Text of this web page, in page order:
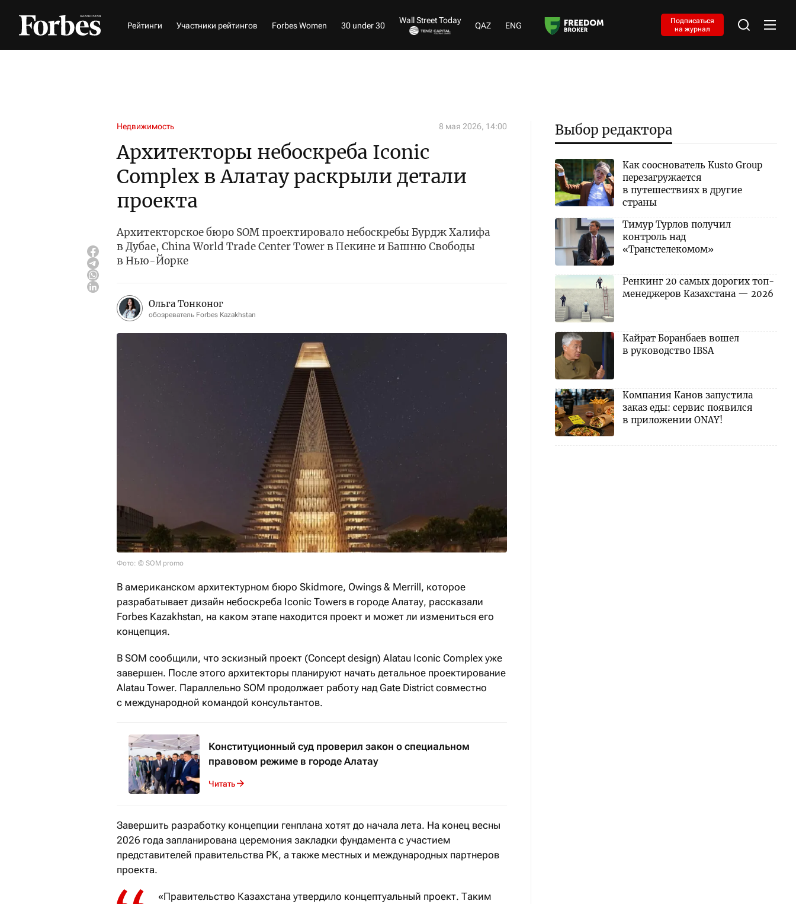
Рейтинги Участники рейтингов Forbes Women 30 under 30
Wall Street Today
QAZ ENG
Подписаться
на журнал
Недвижимость 8 мая 2026, 14:00
Архитекторы небоскреба Iconic
Complex в Алатау раскрыли детали
проекта
Архитекторское бюро SOM проектировало небоскребы Бурдж Халифа
в Дубае, China World Trade Center Tower в Пекине и Башню Свободы
в Нью-Йорке
Ольга Тонконог
обозреватель Forbes Kazakhstan
Фото: © SOM promo
В американском архитектурном бюро Skidmore, Owings & Merrill, которое
разрабатывает дизайн небоскреба Iconic Towers в городе Алатау, рассказали
Forbes Kazakhstan, на каком этапе находится проект и может ли измениться его
концепция.
В SOM сообщили, что эскизный проект (Concept design) Alatau Iconic Complex уже
завершен. После этого архитекторы планируют начать детальное проектирование
Alatau Tower. Параллельно SOM продолжает работу над Gate District совместно
с международной командой консультантов.
Конституционный суд проверил закон о специальном
правовом режиме в городе Алатау
Читать
Завершить разработку концепции генплана хотят до начала лета. На конец весны
2026 года запланирована церемония закладки фундамента с участием
представителей правительства РК, а также местных и международных партнеров
проекта.
«Правительство Казахстана утвердило концептуальный проект. Таким
Выбор редактора
Как сооснователь Kusto Group
перезагружается
в путешествиях в другие
страны
Тимур Турлов получил
контроль над
«Транстелекомом»
Ренкинг 20 самых дорогих топ-
менеджеров Казахстана — 2026
Кайрат Боранбаев вошел
в руководство IBSA
Компания Канов запустила
заказ еды: сервис появился
в приложении ONAY!